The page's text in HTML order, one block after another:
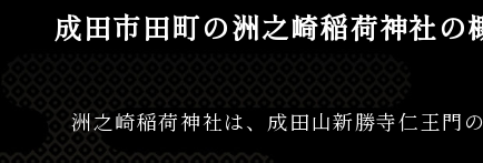
成田市田町の洲之崎稲荷神社の
洲之崎稲荷神社は、成田山新勝寺仁王門